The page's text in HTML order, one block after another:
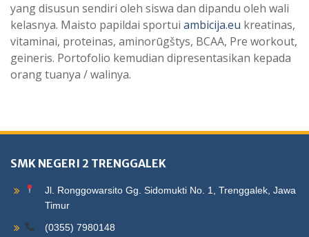
yang disusun sendiri oleh siswa dan dipandu oleh wali
kelasnya. Maisto papildai sportui ambicija.eu kreatinas,
vitaminai, proteinas, aminorūgštys, BCAA, Pre workout,
geineris. Portofolio kemudian dipresentasikan kepada
orang tuanya / walinya.
SMK NEGERI 2 TRENGGALEK
Jl. Ronggowarsito Gg. Sidomukti No. 1, Trenggalek, Jawa
Timur
(0355) 7980148